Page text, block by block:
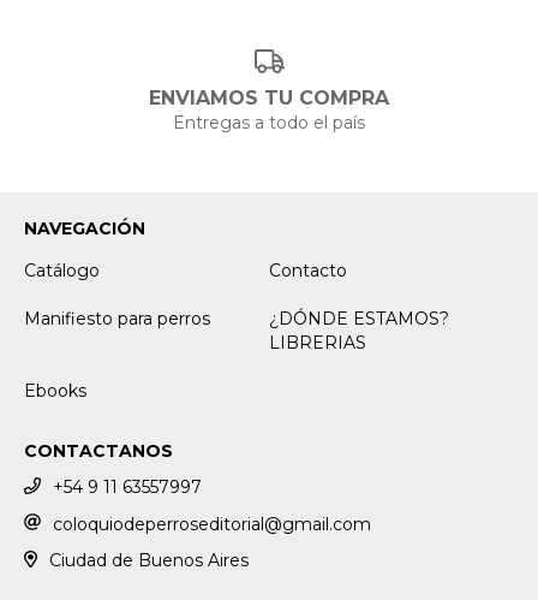
ENVIAMOS TU COMPRA
Entregas a todo el país
NAVEGACIÓN
Catálogo
Contacto
Manifiesto para perros
¿DÓNDE ESTAMOS?
LIBRERIAS
Ebooks
CONTACTANOS
+54 9 11 63557997
coloquiodeperroseditorial@gmail.com
Ciudad de Buenos Aires